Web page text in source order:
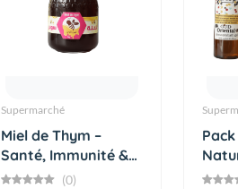
Supermarché
Miel de Thym –
Santé, Immunité &
Énergie...(0)